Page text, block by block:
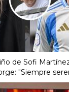
de Sofi
"Siempre